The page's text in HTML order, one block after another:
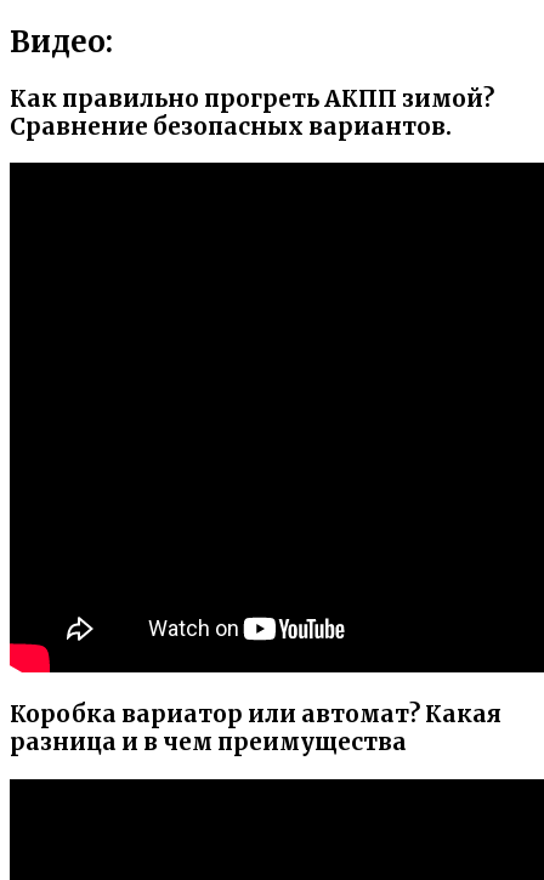
Видео:
Как правильно прогреть АКПП зимой?
Сравнение безопасных вариантов.
Коробка вариатор или автомат? Какая
разница и в чем преимущества